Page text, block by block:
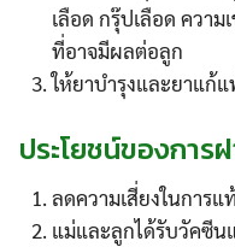
เลือด กรุ๊ปเลือด ควา
ที่อาจมีผลต่อลูก
ให้ยาบำรุงและยาแก้
ประโยชน์ของการ
ลดความเสี่ยงในการ
แม่และลูกได้รับวัคซีน